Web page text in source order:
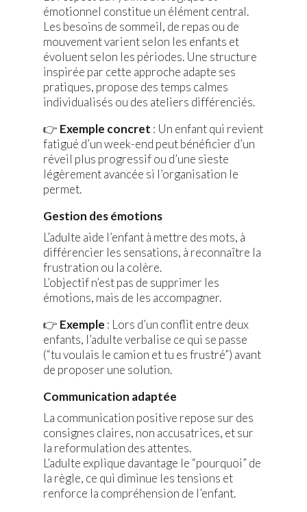
émotionnel constitue un élément central.
Les besoins de sommeil, de repas ou de
mouvement varient selon les enfants et
évoluent selon les périodes. Une structure
inspirée par cette approche adapte ses
pratiques, propose des temps calmes
individualisés ou des ateliers différenciés.
👉 Exemple concret : Un enfant qui revient
fatigué d’un week-end peut bénéficier d’un
réveil plus progressif ou d’une sieste
légèrement avancée si l’organisation le
permet.
Gestion des émotions
L’adulte aide l’enfant à mettre des mots, à
différencier les sensations, à reconnaître la
frustration ou la colère.
L’objectif n’est pas de supprimer les
émotions, mais de les accompagner.
👉 Exemple : Lors d’un conflit entre deux
enfants, l’adulte verbalise ce qui se passe
(“tu voulais le camion et tu es frustré”) avant
de proposer une solution.
Communication adaptée
La communication positive repose sur des
consignes claires, non accusatrices, et sur
la reformulation des attentes.
L’adulte explique davantage le “pourquoi” de
la règle, ce qui diminue les tensions et
renforce la compréhension de l’enfant.